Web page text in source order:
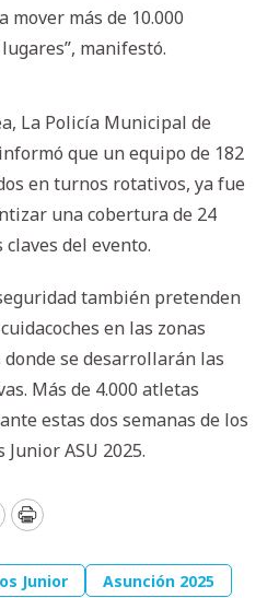
mover más de 10.000
manifestó.
La Policía Municipal de
que un equipo de 182
en turnos rotativos, ya fue
una cobertura de 24
del evento.
también pretenden
en las zonas
se desarrollarán las
Más de 4.000 atletas
estas dos semanas de los
Junior ASU 2025.
Print
Junior Asunción 2025